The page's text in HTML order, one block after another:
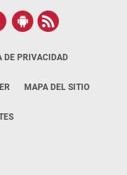
DE PRIVACIDAD
MAPA DEL SITIO